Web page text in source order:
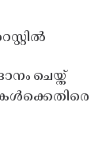
ചെയ്ത്